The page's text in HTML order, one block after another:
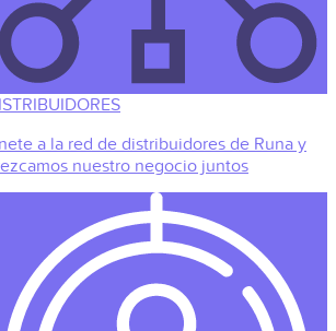
a la red de distribuidores de Runa y
nuestro negocio juntos